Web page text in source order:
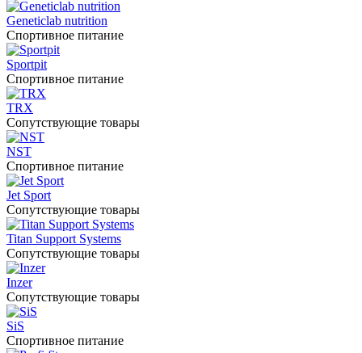
Geneticlab nutrition
Спортивное питание
Sportpit
Спортивное питание
TRX
Сопутствующие товары
NST
Спортивное питание
Jet Sport
Сопутствующие товары
Titan Support Systems
Сопутствующие товары
Inzer
Сопутствующие товары
SiS
Спортивное питание